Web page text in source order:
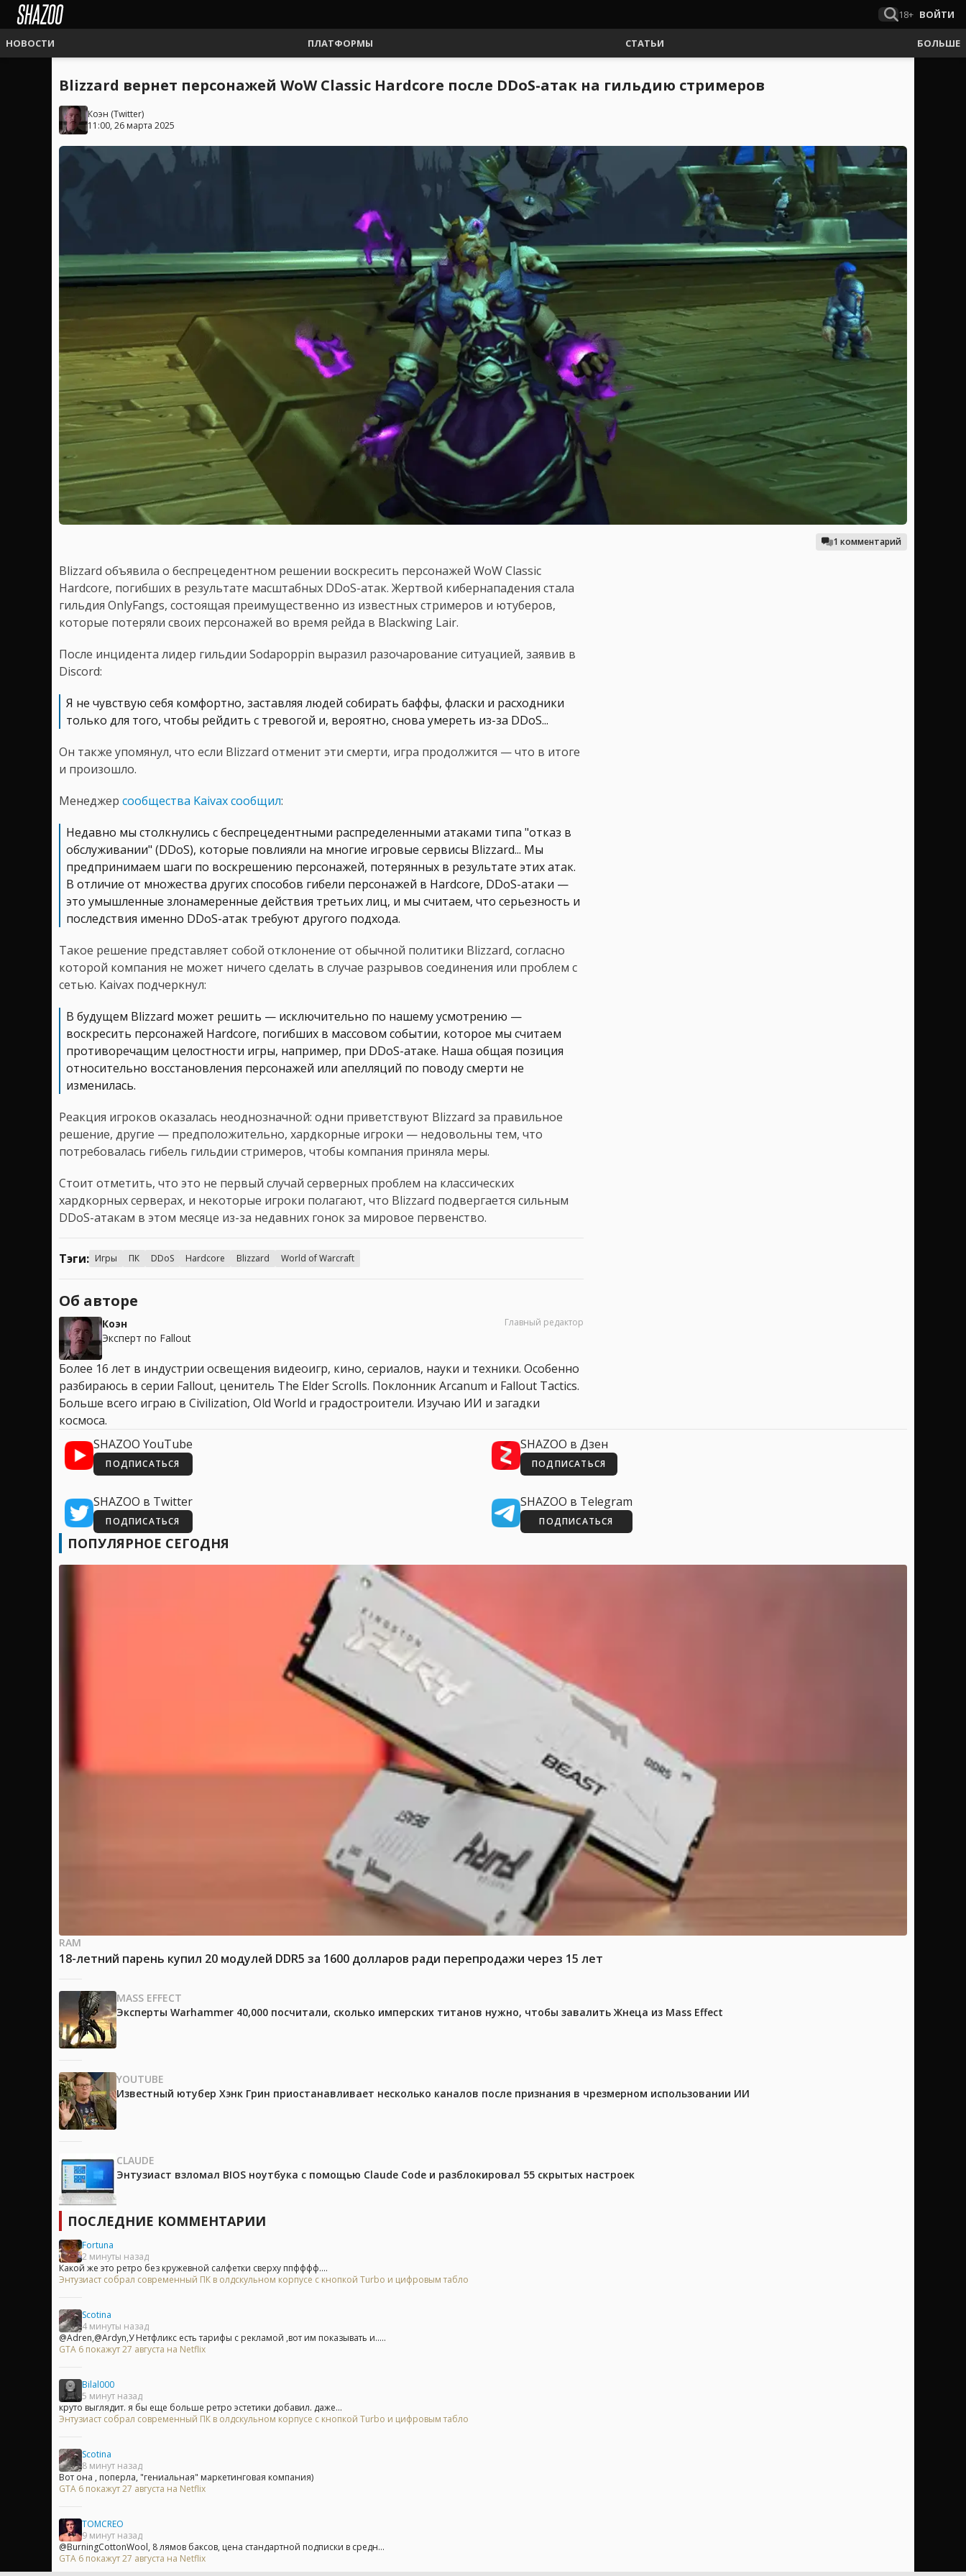
18+ ВОЙТИ
НОВОСТИ ПЛАТФОРМЫ СТАТЬИ БОЛЬШЕ
Blizzard вернет персонажей WoW Classic Hardcore после DDoS-атак на гильдию стримеров
Коэн (Twitter)
11:00, 26 марта 2025
1 комментарий
Blizzard объявила о беспрецедентном решении воскресить персонажей WoW Classic
Hardcore, погибших в результате масштабных DDoS-атак. Жертвой кибернападения стала
гильдия OnlyFangs, состоящая преимущественно из известных стримеров и ютуберов,
которые потеряли своих персонажей во время рейда в Blackwing Lair.
После инцидента лидер гильдии Sodapoppin выразил разочарование ситуацией, заявив в
Discord:
Я не чувствую себя комфортно, заставляя людей собирать баффы, фласки и расходники
только для того, чтобы рейдить с тревогой и, вероятно, снова умереть из-за DDoS...
Он также упомянул, что если Blizzard отменит эти смерти, игра продолжится — что в итоге
и произошло.
Менеджер сообщества Kaivax сообщил:
Недавно мы столкнулись с беспрецедентными распределенными атаками типа "отказ в
обслуживании" (DDoS), которые повлияли на многие игровые сервисы Blizzard... Мы
предпринимаем шаги по воскрешению персонажей, потерянных в результате этих атак.
В отличие от множества других способов гибели персонажей в Hardcore, DDoS-атаки —
это умышленные злонамеренные действия третьих лиц, и мы считаем, что серьезность и
последствия именно DDoS-атак требуют другого подхода.
Такое решение представляет собой отклонение от обычной политики Blizzard, согласно
которой компания не может ничего сделать в случае разрывов соединения или проблем с
сетью. Kaivax подчеркнул:
В будущем Blizzard может решить — исключительно по нашему усмотрению —
воскресить персонажей Hardcore, погибших в массовом событии, которое мы считаем
противоречащим целостности игры, например, при DDoS-атаке. Наша общая позиция
относительно восстановления персонажей или апелляций по поводу смерти не
изменилась.
Реакция игроков оказалась неоднозначной: одни приветствуют Blizzard за правильное
решение, другие — предположительно, хардкорные игроки — недовольны тем, что
потребовалась гибель гильдии стримеров, чтобы компания приняла меры.
Стоит отметить, что это не первый случай серверных проблем на классических
хардкорных серверах, и некоторые игроки полагают, что Blizzard подвергается сильным
DDoS-атакам в этом месяце из-за недавних гонок за мировое первенство.
Тэги: Игры ПК DDoS Hardcore Blizzard World of Warcraft
Об авторе
Коэн
Эксперт по Fallout
Главный редактор
Более 16 лет в индустрии освещения видеоигр, кино, сериалов, науки и техники. Особенно
разбираюсь в серии Fallout, ценитель The Elder Scrolls. Поклонник Arcanum и Fallout Tactics.
Больше всего играю в Civilization, Old World и градостроители. Изучаю ИИ и загадки
космоса.
SHAZOO YouTube
ПОДПИСАТЬСЯ
SHAZOO в Дзен
ПОДПИСАТЬСЯ
SHAZOO в Twitter
ПОДПИСАТЬСЯ
SHAZOO в Telegram
ПОДПИСАТЬСЯ
ПОПУЛЯРНОЕ СЕГОДНЯ
RAM
18-летний парень купил 20 модулей DDR5 за 1600 долларов ради перепродажи через 15 лет
MASS EFFECT
Эксперты Warhammer 40,000 посчитали, сколько имперских титанов нужно, чтобы завалить Жнеца из Mass Effect
YOUTUBE
Известный ютубер Хэнк Грин приостанавливает несколько каналов после признания в чрезмерном использовании ИИ
CLAUDE
Энтузиаст взломал BIOS ноутбука с помощью Claude Code и разблокировал 55 скрытых настроек
ПОСЛЕДНИЕ КОММЕНТАРИИ
Fortuna
2 минуты назад
Какой же это ретро без кружевной салфетки сверху ппфффф....
Энтузиаст собрал современный ПК в олдскульном корпусе с кнопкой Turbo и цифровым табло
Scotina
4 минуты назад
@Adren,@Ardyn,У Нетфликс есть тарифы с рекламой ,вот им показывать и.....
GTA 6 покажут 27 августа на Netflix
Bilal000
5 минут назад
круто выглядит. я бы еще больше ретро эстетики добавил. даже...
Энтузиаст собрал современный ПК в олдскульном корпусе с кнопкой Turbo и цифровым табло
Scotina
8 минут назад
Вот она , поперла, "гениальная" маркетинговая компания)
GTA 6 покажут 27 августа на Netflix
TOMCREO
9 минут назад
@BurningCottonWool, 8 лямов баксов, цена стандартной подписки в средн...
GTA 6 покажут 27 августа на Netflix